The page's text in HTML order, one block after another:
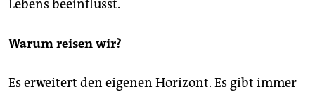
Lebens beeinflusst.
Warum reisen wir?
Es erweitert den eigenen Horizont. Es gibt immer